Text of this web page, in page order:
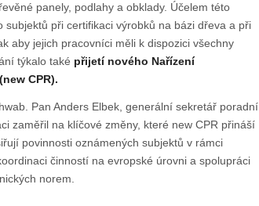
panely, podlahy a obklady. Účelem této
při certifikaci výrobků na bázi dřeva a při
aby jejich pracovníci měli k dispozici všechny
týkalo také přijetí nového Nařízení
CPR).
Pan Anders Elbek, generální sekretář poradní
zaměřil na klíčové změny, které new CPR přináší
povinnosti oznámených subjektů v rámci
činností na evropské úrovni a spolupráci
norem.